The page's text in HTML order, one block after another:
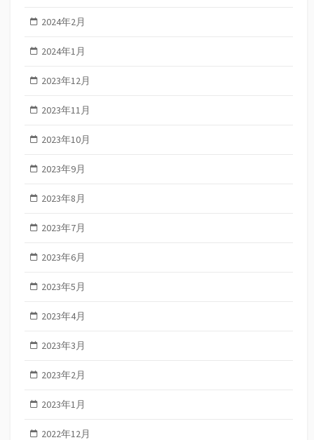
2024年2月
2024年1月
2023年12月
2023年11月
2023年10月
2023年9月
2023年8月
2023年7月
2023年6月
2023年5月
2023年4月
2023年3月
2023年2月
2023年1月
2022年12月